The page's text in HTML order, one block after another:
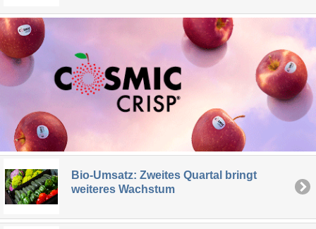
Bio-Umsatz: Zweites Quartal bringt
weiteres Wachstum